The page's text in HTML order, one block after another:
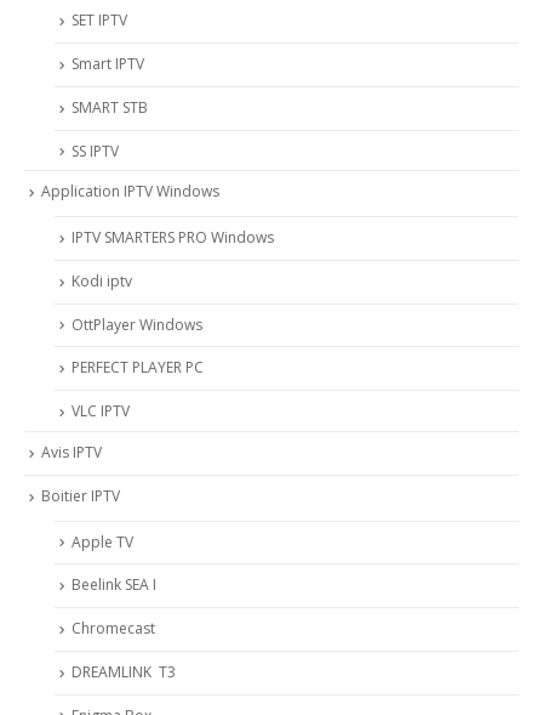
SET IPTV
Smart IPTV
SMART STB
SS IPTV
Application IPTV Windows
IPTV SMARTERS PRO Windows
Kodi iptv
OttPlayer Windows
PERFECT PLAYER PC
VLC IPTV
Avis IPTV
Boitier IPTV
Apple TV
Beelink SEA I
Chromecast
DREAMLINK T3